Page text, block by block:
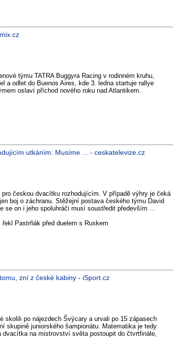
týmu TATRA Buggyra Racing v rodinném kruhu,
a odlet do Buenos Aires, kde 3. ledna startuje rallye
oslaví příchod nového roku nad Atlantikem.
utkáním: Musíme ... - ceskatelevize.cz
pro českou dvacítku rozhodujícím. V případě výhry je čeká
boj o záchranu. Stěžejní postava českého týmu David
se on i jeho spoluhráči musí soustředit především ...
Pastrňák před duelem s Ruskem
zní z české kabiny - iSport.cz
skolili po nájezdech Švýcary a urvali po 15 zápasech
skupině juniorského šampionátu. Matematika je tedy
dvacítka na mistrovství světa postoupit do čtvrtfinále,